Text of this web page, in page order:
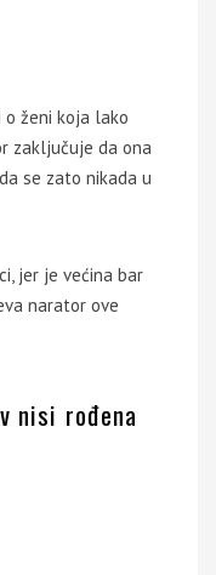
o ženi koja lako
zaključuje da ona
se zato nikada u
jer je većina bar
narator ove
nisi rođena